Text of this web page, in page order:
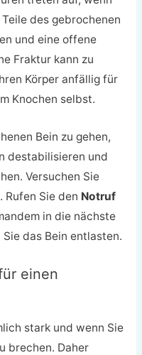
des gebrochenen
und eine offene
Fraktur kann zu
Körper anfällig für
Knochen selbst.
Bein zu gehen,
destabilisieren und
Versuchen Sie
Rufen Sie den Notruf
in die nächste
das Bein entlasten.
einen
stark und wenn Sie
brechen. Daher